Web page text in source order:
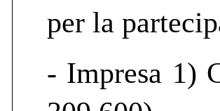
per la
- Impresa 1)